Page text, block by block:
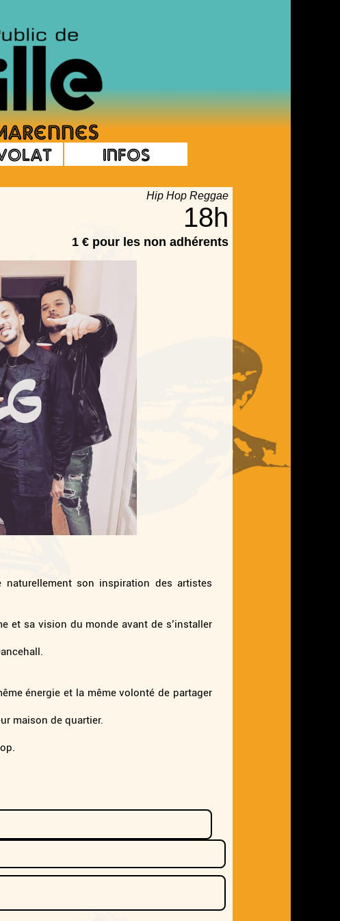
Infos
Hip Hop Reggae
18h
1 € pour les non adhérents
son inspiration des artistes
et sa vision du monde avant de s’installer
énergie et la même volonté de partager
maison de quartier.